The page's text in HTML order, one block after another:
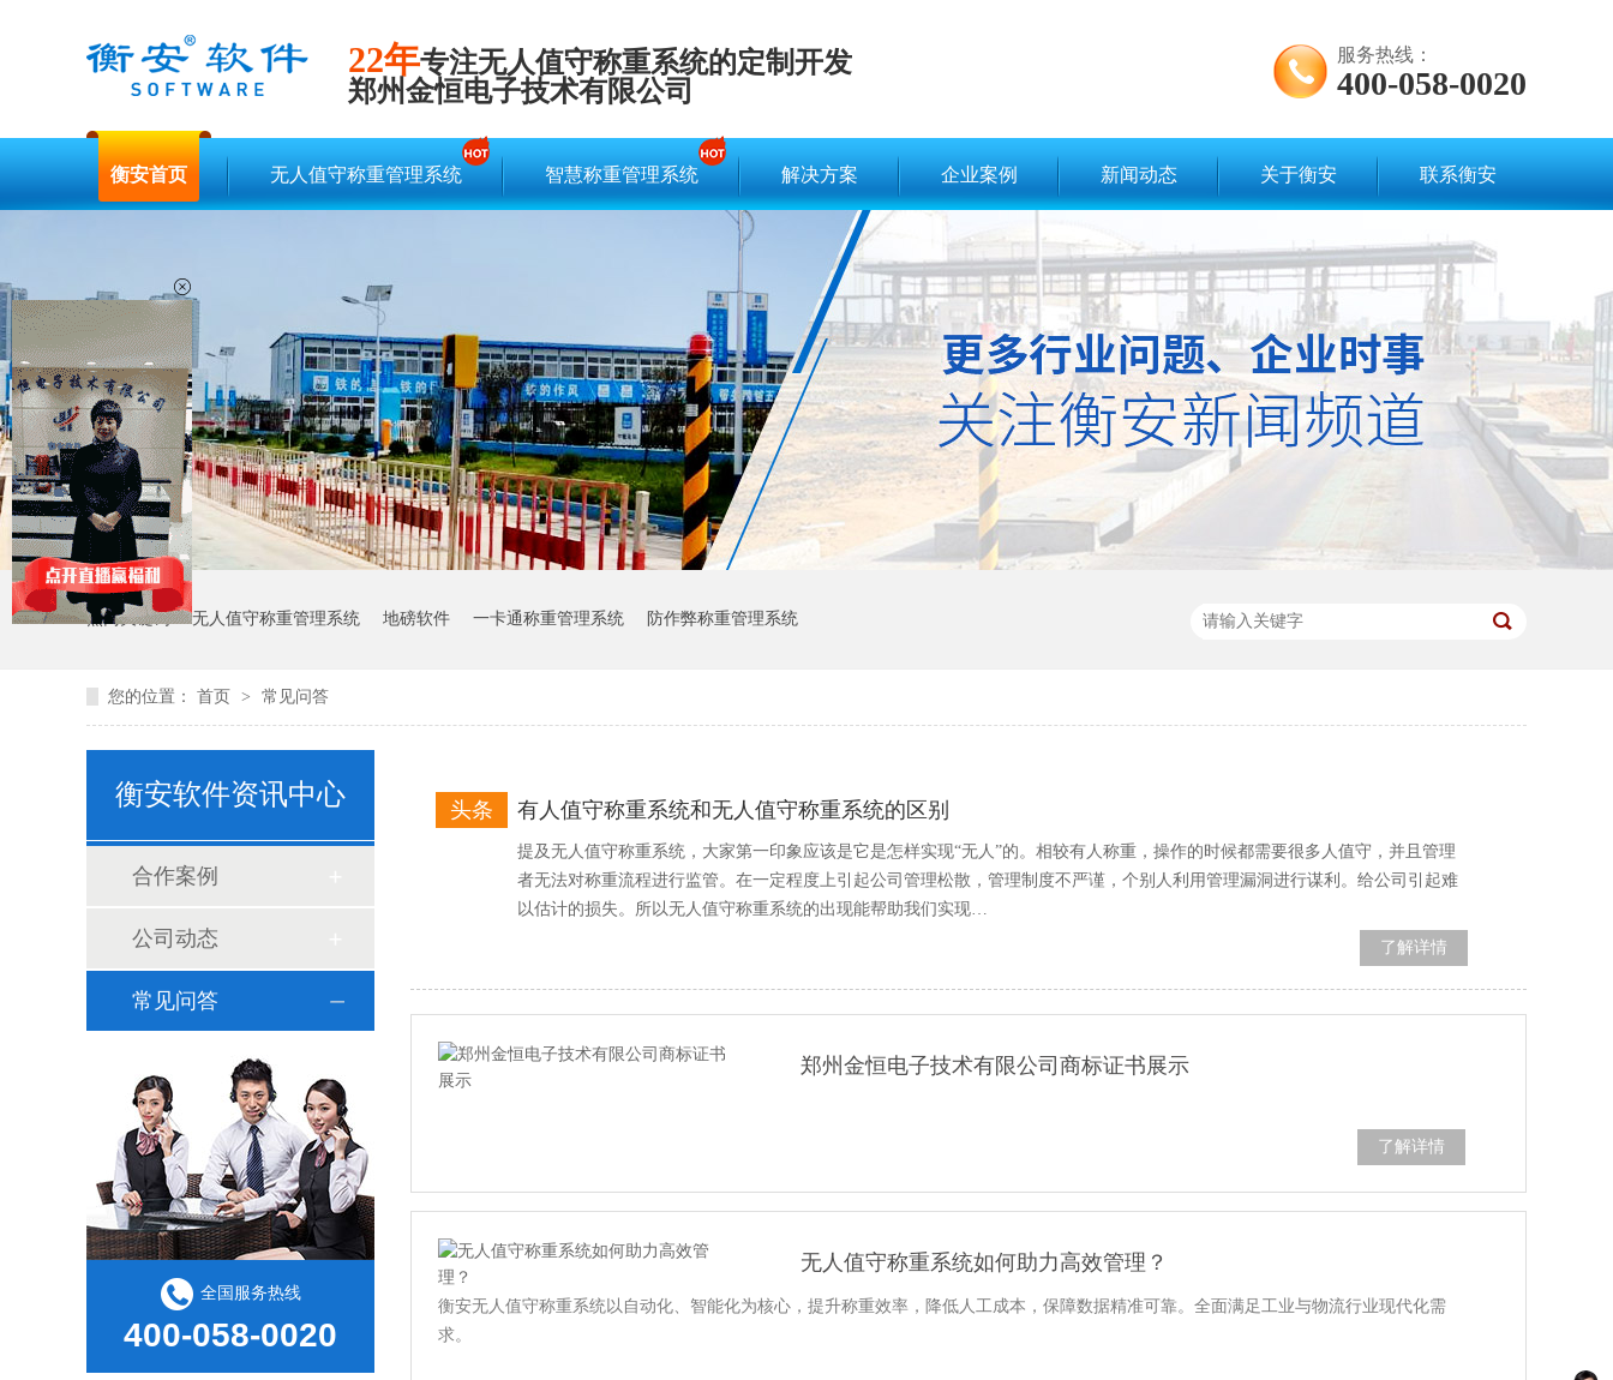
22年专注无人值守称重系统的定制开发
郑州金恒电子技术有限公司
服务热线：
400-058-0020
衡安首页 无人值守称重管理系统 智慧称重管理系统 解决方案 企业案例 新闻动态 关于衡安 联系衡安
热门关键词：无人值守称重管理系统 地磅软件 一卡通称重管理系统 防作弊称重管理系统
您的位置： 首页 > 常见问答
衡安软件资讯中心
合作案例
公司动态
常见问答
全国服务热线
400-058-0020
有人值守称重系统和无人值守称重系统的区别
头条
提及无人值守称重系统，大家第一印象应该是它是怎样实现“无人”的。相较有人称重，操作的时候都需要很多人值守，并且管理
者无法对称重流程进行监管。在一定程度上引起公司管理松散，管理制度不严谨，个别人利用管理漏洞进行谋利。给公司引起难
以估计的损失。所以无人值守称重系统的出现能帮助我们实现…
了解详情
郑州金恒电子技术有限公司商标证书展示
了解详情
无人值守称重系统如何助力高效管理？
衡安无人值守称重系统以自动化、智能化为核心，提升称重效率，降低人工成本，保障数据精准可靠。全面满足工业与物流行业现代化需
求。